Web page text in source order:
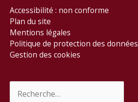
Accessibilité : non conforme
Plan du site
Mentions légales
Politique de protection des données
Gestion des cookies